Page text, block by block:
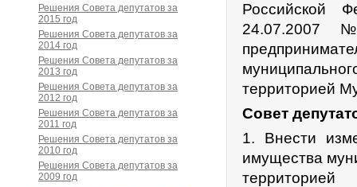
Российской
24.07.2007
территорией
Совет
1. Внести
имущества
Решения Совета депутатов за
2015 год
Решения Совета депутатов за
2014 год
Решения Совета депутатов за
2013 год
Решения Совета депутатов за
2012 год
Решения Совета депутатов за
2011 год
Решения Совета депутатов за
2010 год
Решения Совета депутатов за
2009 год